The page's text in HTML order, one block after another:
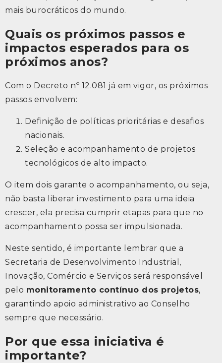
mais burocráticos do mundo.
Quais os próximos passos e
impactos esperados para os
próximos anos?
Com o Decreto nº 12.081 já em vigor, os próximos
passos envolvem:
Definição de políticas prioritárias e desafios
nacionais.
Seleção e acompanhamento de projetos
tecnológicos de alto impacto.
O item dois garante o acompanhamento, ou seja,
não basta liberar investimento para uma ideia
crescer, ela precisa cumprir etapas para que no
acompanhamento possa ser impulsionada.
Neste sentido, é importante lembrar que a
Secretaria de Desenvolvimento Industrial,
Inovação, Comércio e Serviços será responsável
pelo monitoramento contínuo dos projetos,
garantindo apoio administrativo ao Conselho
sempre que necessário.
Por que essa iniciativa é
importante?